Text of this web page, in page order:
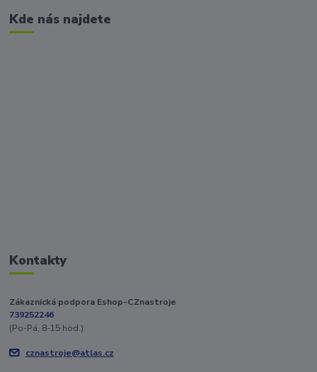
Kde nás najdete
Kontakty
Zákaznická podpora Eshop-CZnastroje
739252246
(Po-Pá, 8-15 hod.)
cznastroje@atlas.cz